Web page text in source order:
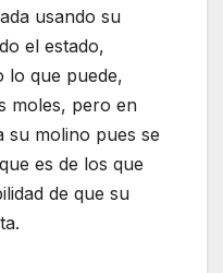
usando su
el estado,
lo que puede,
moles, pero en
su molino pues se
es de los que
de que su